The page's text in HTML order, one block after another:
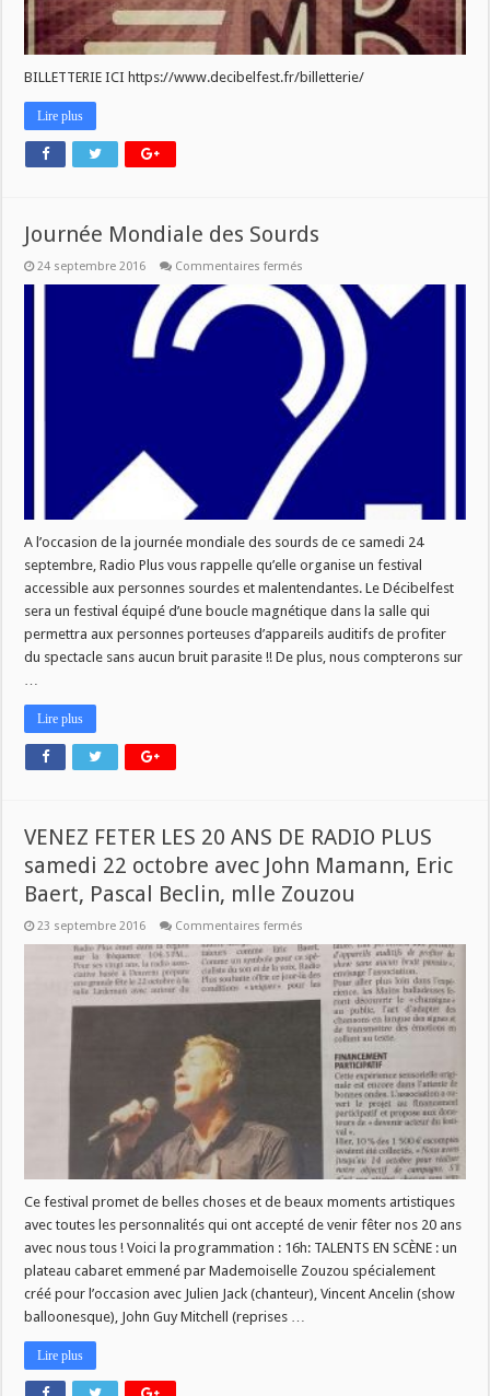
BILLETTERIE ICI https://www.decibelfest.fr/billetterie/
Lire plus
Journée Mondiale des Sourds
24 septembre 2016 Commentaires fermés
Mondiale
des
Sourds
A l’occasion de la journée mondiale des sourds de ce samedi 24
septembre, Radio Plus vous rappelle qu’elle organise un festival
accessible aux personnes sourdes et malentendantes. Le Décibelfest
sera un festival équipé d’une boucle magnétique dans la salle qui
permettra aux personnes porteuses d’appareils auditifs de profiter
du spectacle sans aucun bruit parasite !! De plus, nous compterons sur
Lire plus
VENEZ FETER LES 20 ANS DE RADIO PLUS
samedi 22 octobre avec John Mamann, Eric
Baert, Pascal Beclin, mlle Zouzou
23 septembre 2016 Commentaires fermés
FETER
LES
20
ANS
RADIO
samedi
octobre
Mamann,
Baert,
Pascal
Beclin,
Zouzou
Ce festival promet de belles choses et de beaux moments artistiques
avec toutes les personnalités qui ont accepté de venir fêter nos 20 ans
avec nous tous ! Voici la programmation : 16h: TALENTS EN SCÈNE : un
plateau cabaret emmené par Mademoiselle Zouzou spécialement
créé pour l’occasion avec Julien Jack (chanteur), Vincent Ancelin (show
balloonesque), John Guy Mitchell (reprises …
Lire plus